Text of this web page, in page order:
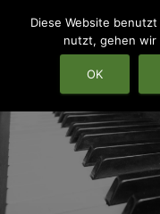
Diese Website
nutzt, gehen wir
OK